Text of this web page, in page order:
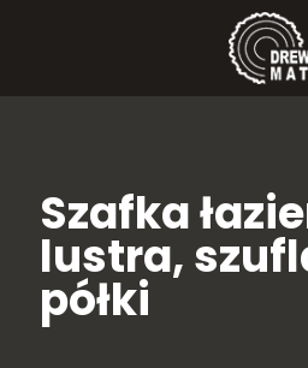
Szafka
lustra,
półki